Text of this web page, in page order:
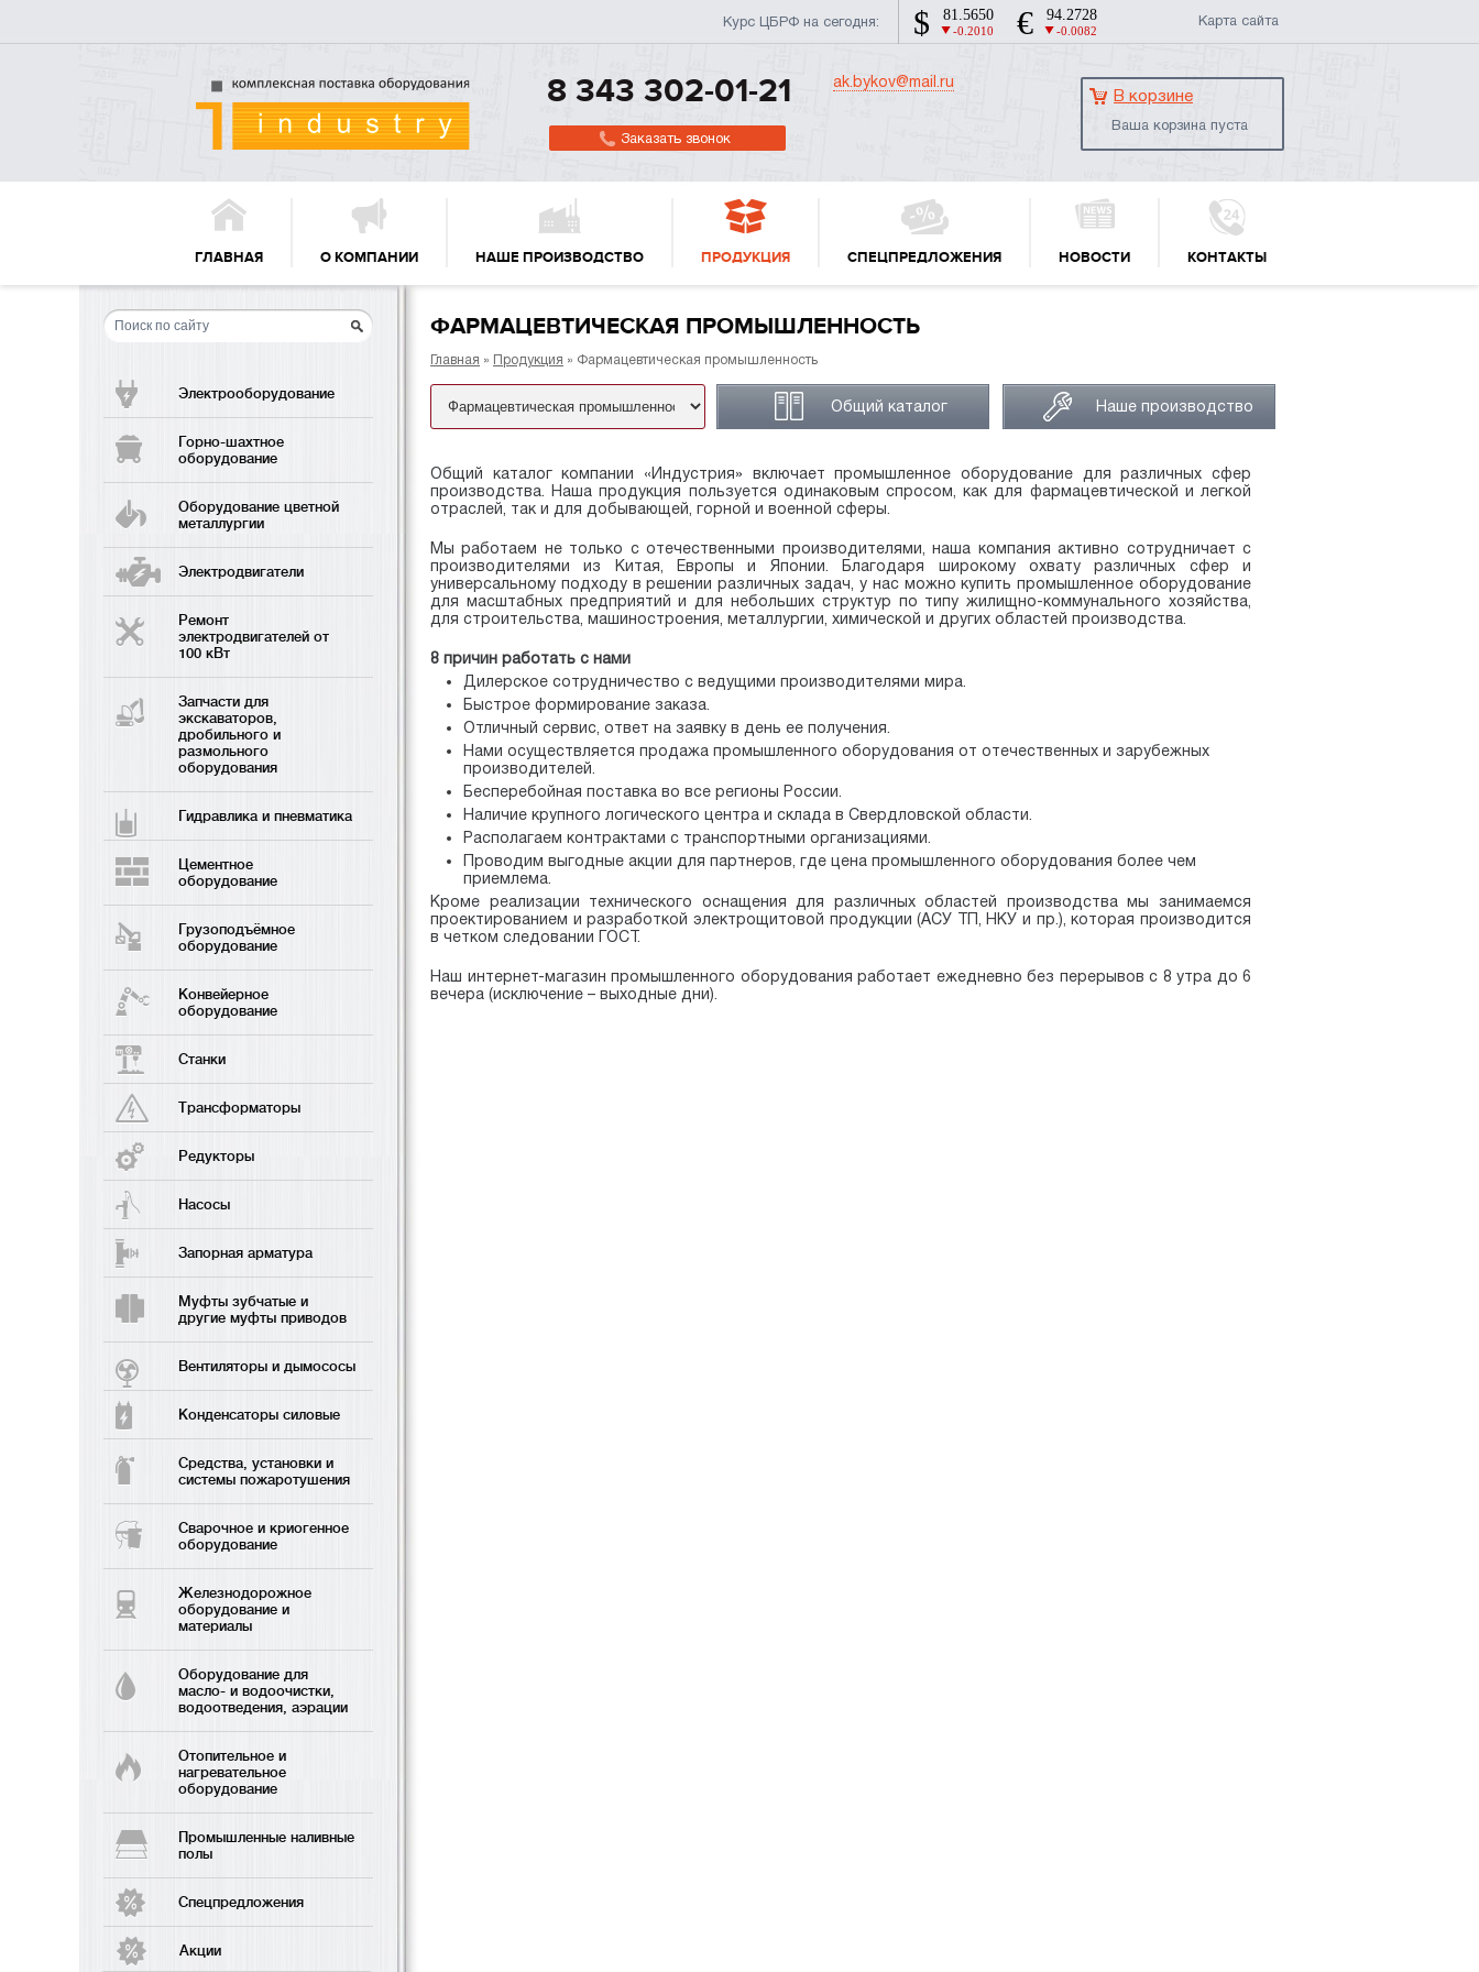
Курс ЦБРФ на сегодня: Карта сайта
8 343 302-01-21
Заказать звонок
ak.bykov@mail.ru
В корзине
Ваша корзина пуста
ГЛАВНАЯ О КОМПАНИИ НАШЕ ПРОИЗВОДСТВО ПРОДУКЦИЯ СПЕЦПРЕДЛОЖЕНИЯ НОВОСТИ КОНТАКТЫ
Электрооборудование
Горно-шахтное
оборудование
Оборудование цветной
металлургии
Электродвигатели
Ремонт
электродвигателей от
100 кВт
Запчасти для
экскаваторов,
дробильного и
размольного
оборудования
Гидравлика и пневматика
Цементное
оборудование
Грузоподъёмное
оборудование
Конвейерное
оборудование
Станки
Трансформаторы
Редукторы
Насосы
Запорная арматура
Муфты зубчатые и
другие муфты приводов
Вентиляторы и дымососы
Конденсаторы силовые
Средства, установки и
системы пожаротушения
Сварочное и криогенное
оборудование
Железнодорожное
оборудование и
материалы
Оборудование для
масло- и водоочистки,
водоотведения, аэрации
Отопительное и
нагревательное
оборудование
Промышленные наливные
полы
Спецпредложения
Акции
ФАРМАЦЕВТИЧЕСКАЯ ПРОМЫШЛЕННОСТЬ
Главная » Продукция » Фармацевтическая промышленность
Общий каталог Наше производство
Общий каталог компании «Индустрия» включает промышленное оборудование для различных сфер
производства. Наша продукция пользуется одинаковым спросом, как для фармацевтической и легкой
отраслей, так и для добывающей, горной и военной сферы.
Мы работаем не только с отечественными производителями, наша компания активно сотрудничает с
производителями из Китая, Европы и Японии. Благодаря широкому охвату различных сфер и
универсальному подходу в решении различных задач, у нас можно купить промышленное оборудование
для масштабных предприятий и для небольших структур по типу жилищно-коммунального хозяйства,
для строительства, машиностроения, металлургии, химической и других областей производства.
8 причин работать с нами
Дилерское сотрудничество с ведущими производителями мира.
Быстрое формирование заказа.
Отличный сервис, ответ на заявку в день ее получения.
Нами осуществляется продажа промышленного оборудования от отечественных и зарубежных
производителей.
Бесперебойная поставка во все регионы России.
Наличие крупного логического центра и склада в Свердловской области.
Располагаем контрактами с транспортными организациями.
Проводим выгодные акции для партнеров, где цена промышленного оборудования более чем
приемлема.
Кроме реализации технического оснащения для различных областей производства мы занимаемся
проектированием и разработкой электрощитовой продукции (АСУ ТП, НКУ и пр.), которая производится
в четком следовании ГОСТ.
Наш интернет-магазин промышленного оборудования работает ежедневно без перерывов с 8 утра до 6
вечера (исключение – выходные дни).